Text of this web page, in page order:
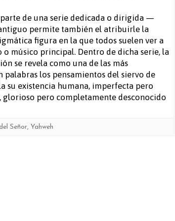
Salmo
39
de una serie dedicada o dirigida —
permite también el atribuirle la
figura en la que todos suelen ver a
músico principal. Dentro de dicha serie, la
se revela como una de las más
los pensamientos del siervo de
su existencia humana, imperfecta pero
pero completamente desconocido
Señor, Yahweh